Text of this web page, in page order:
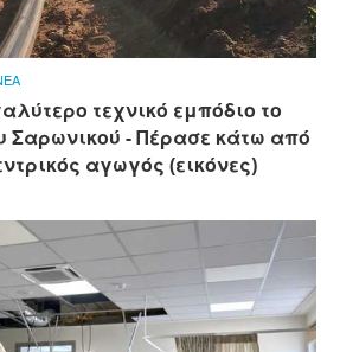
τεχνικό εμπόδιο το
Σαρωνικού - Πέρασε κάτω από
αγωγός (εικόνες)